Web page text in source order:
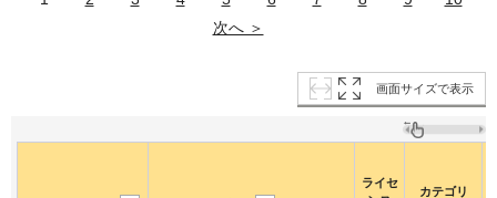
次へ ＞
画面サイズで表示
ライセ
カテゴリ